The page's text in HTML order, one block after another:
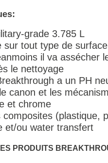
grade 3.785 L
sur tout type de
il va assécher
le nettoyage
a un PH
canon et les
et chrome
composites (plastique,
et/ou water transfert
PRODUITS